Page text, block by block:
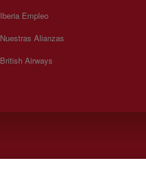
Iberia Empleo
Nuestras Alianzas
British Airways